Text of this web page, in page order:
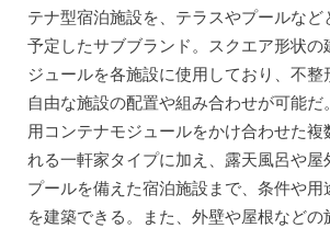
テナ型宿泊施設を、テラスやプールなど
予定したサブブランド。スクエア形状の
ジュールを各施設に使用しており、不整
自由な施設の配置や組み合わせが可能
用コンテナモジュールをかけ合わせた複
れる一軒家タイプに加え、露天風呂や屋
プールを備えた宿泊施設まで、条件や用
を建築できる。また、外壁や屋根などの